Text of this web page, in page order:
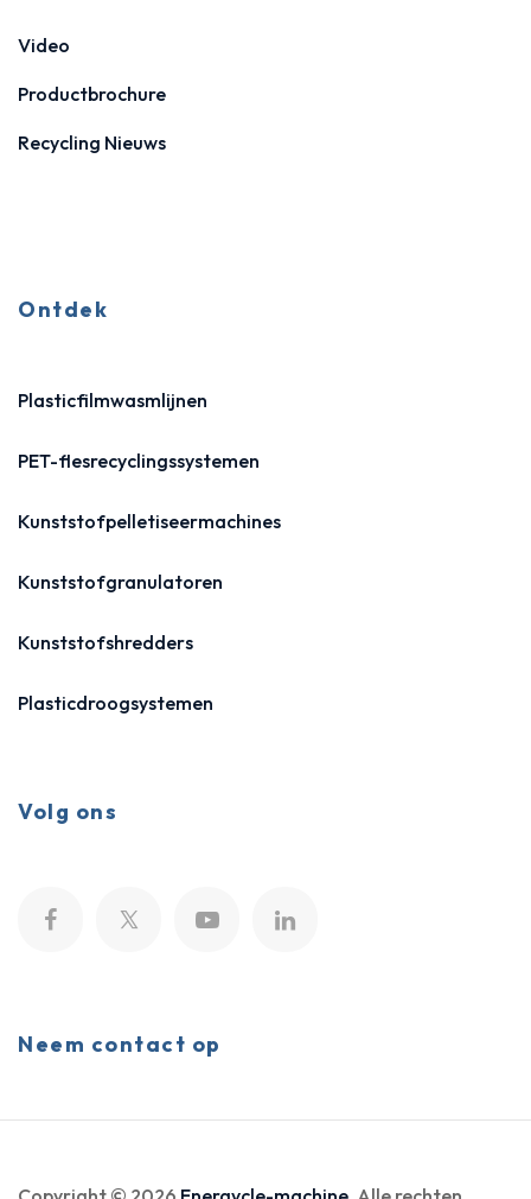
Video
Productbrochure
Recycling Nieuws
Ontdek
Plasticfilmwasmlijnen
PET-flesrecyclingssystemen
Kunststofpelletiseermachines
Kunststofgranulatoren
Kunststofshredders
Plasticdroogsystemen
Volg ons
Neem contact op